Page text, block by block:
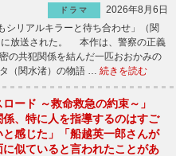
ドラマ
2026年8月6日
シリアルキラーと待ち合わせ」（関
に放送された。 本作は、警察の正義
の共犯関係を結んだ一匹おおかみの
（関水渚）の物語 … 続きを読む
ロード ～救命救急の約束～」
係、特に人を指導するのはすご
と感じた」「船越英一郎さんが
に似ていると言われたことがあ